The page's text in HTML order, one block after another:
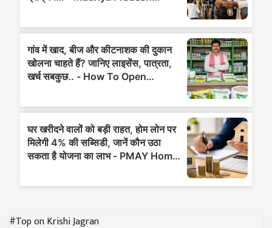
#Top on Krishi Jagran